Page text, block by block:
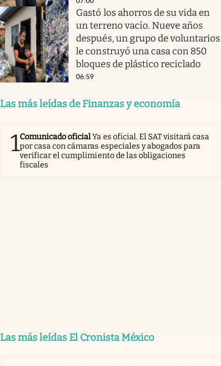
Gastó los ahorros de su vida en
un terreno vacío. Nueve años
después, un grupo de voluntarios
le construyó una casa con 850
bloques de plástico reciclado
06:59
Las más leídas de Finanzas y economía
1Comunicado oficialYa es oficial. El SAT visitará casa
por casa con cámaras especiales y abogados para
verificar el cumplimiento de las obligaciones
fiscales
Las más leídas El Cronista México